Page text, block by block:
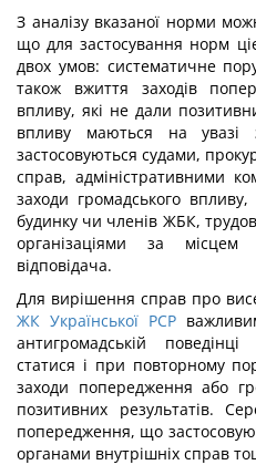
З аналізу вказаної норми
що для застосування норм
двох умов: систематичне
також вжиття заходів
впливу, які не дали
впливу маються на увазі
застосовуються судами,
справ, адміністративними
заходи громадського
будинку чи членів ЖБК,
організаціями за
відповідача.
Для вирішення справ про
ЖК Української РСР
антигромадській
статися і при повторному
заходи попередження або
позитивних результатів.
попередження, що
органами внутрішніх справ